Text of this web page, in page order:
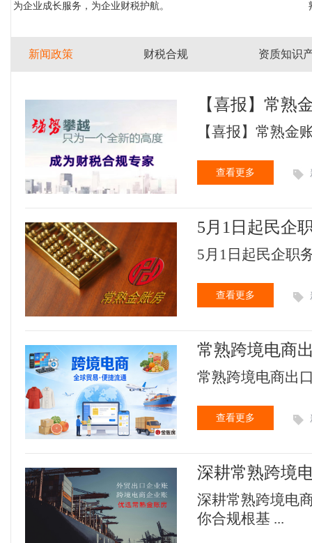
为企业成长服务，为企业财税护航。
新闻政策 财税合规 资质知识
【喜报】常熟
税人！
【喜报】常熟金
查看更多
5月1日起民企
5月1日起民企职
查看更多
常熟跨境电商
常熟跨境电商出
查看更多
深耕常熟跨境
深耕常熟跨境电
你合规根基 ...